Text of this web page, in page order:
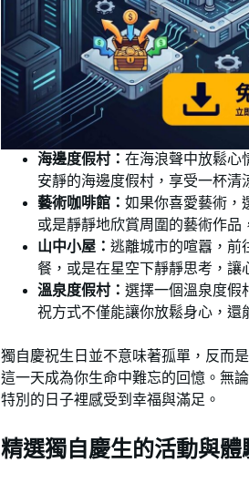
海邊度假村： 在海浪聲中放鬆心
安靜的海邊度假村，享受一杯清
藝術咖啡館： 如果你喜愛藝術，
或是靜靜地欣賞周圍的藝術作品
山中小屋： 逃離城市的喧囂，前
餐，或是在星空下靜靜思考，讓
溫泉度假村： 選擇一個溫泉度假
祝方式不僅能讓你放鬆身心，還
獨自慶祝生日並不意味著孤單，反而
這一天成為你生命中難忘的回憶。無
特別的日子裡感受到幸福與滿足。
精選獨自慶生的活動與體